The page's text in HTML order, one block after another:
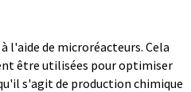
l'aide de microréacteurs. Cela
être utilisées pour optimiser
s'agit de production chimique